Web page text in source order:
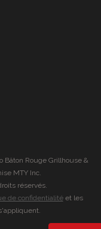
Bâton Rouge Grillhouse &
MTY Inc.
réservés.
de confidentialitéet les